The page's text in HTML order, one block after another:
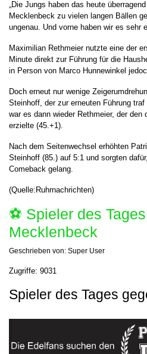
„Die Jungs haben das heute
Mecklenbeck zu vielen langen Bällen
ungenau. Und vorne haben wir es sehr
Maximilian Rethmeier nutzte eine der
Minute direkt zur Führung für die
in Person von Marco Hunnewinkel
Doch erneut nur wenige
Steinhoff, der zur erneuten Führung
war es dann wieder Rethmeier, der den
erzielte (45.+1).
Nach dem Seitenwechsel erhöhten
Steinhoff (85.) auf 5:1 und sorgten
Comeback gelang.
(Quelle:Ruhrnachrichten)
⚽️ Spieler des
Mecklenbeck
Geschrieben von: Super User
Zugriffe: 9031
Spieler des Tages